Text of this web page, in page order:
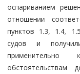
оспариванием
отношении
пунктов 1.3, 1.4,
судов и
применительно
обстоятельствам